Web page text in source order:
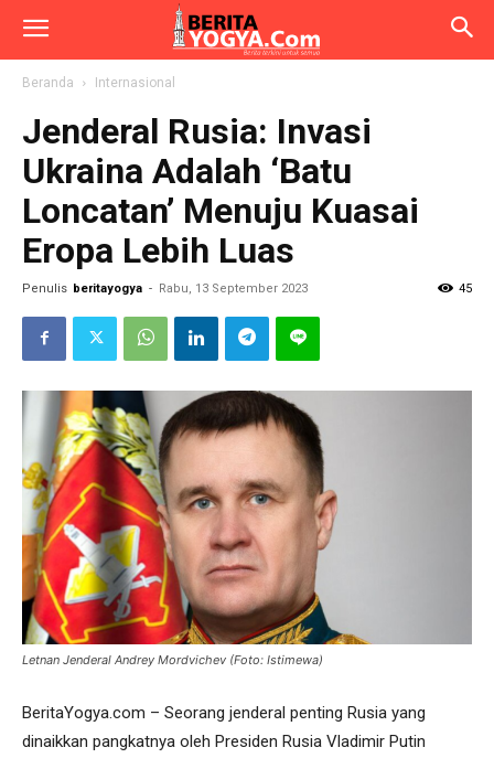
Beranda Internasional
Jenderal Rusia: Invasi
Ukraina Adalah ‘Batu
Loncatan’ Menuju Kuasai
Eropa Lebih Luas
Penulis beritayogya - Rabu, 13 September 2023 45
Letnan Jenderal Andrey Mordvichev (Foto: Istimewa)
BeritaYogya.com – Seorang jenderal penting Rusia yang
dinaikkan pangkatnya oleh Presiden Rusia Vladimir Putin